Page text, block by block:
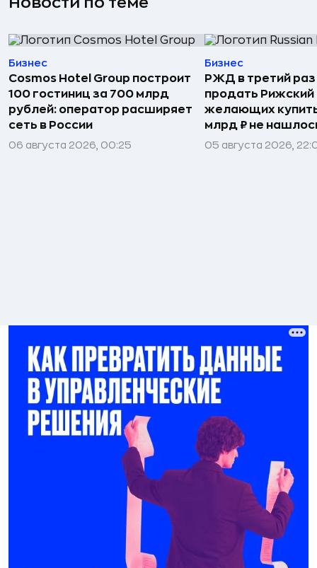
Бизнес
Cosmos Hotel Group построит
100 гостиниц за 700 млрд
рублей: оператор расширяет
сеть в России
06 августа 2026, 00:25
Бизнес
РЖД в третий
продать Рижский
желающих
млрд ₽ не
05 августа 2026,